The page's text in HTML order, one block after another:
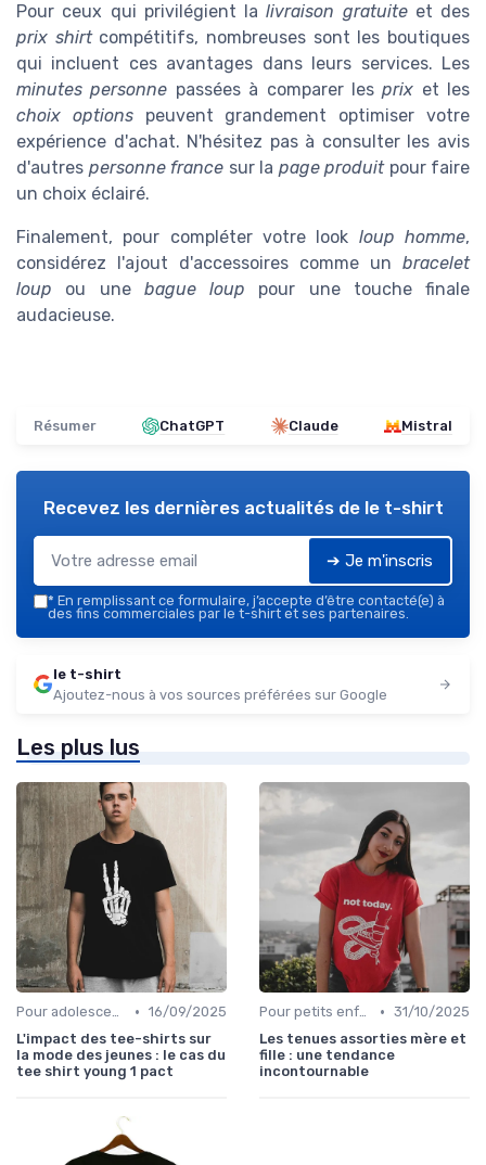
Pour ceux qui privilégient lalivraison gratuiteet des
prix shirtcompétitifs, nombreuses sont les boutiques
qui incluent ces avantages dans leurs services. Les
minutes personne passées à comparer lesprix et les
choix optionspeuvent grandement optimiser votre
expérience d'achat. N'hésitez pas à consulter les avis
d'autres personne france sur la page produitpour faire
un choix éclairé.
Finalement, pour compléter votre look loup homme,
considérez l'ajout d'accessoires comme un bracelet
loup ou une bague loup pour une touche finale
audacieuse.
Résumer ChatGPT Claude Mistral
Recevez les dernières actualités de le t-shirt
➔ Je m'inscris
* En remplissant ce formulaire, j’accepte d’être contacté(e) à
des fins commerciales par le t-shirt et ses partenaires.
le t-shirt
Ajoutez-nous à vos sources préférées sur Google
Les plus lus
Pour adolescents • 16/09/2025
L'impact des tee-shirts sur
la mode des jeunes : le cas du
tee shirt young 1 pact
Pour petits enfants • 31/10/2025
Les tenues assorties mère et
fille : une tendance
incontournable